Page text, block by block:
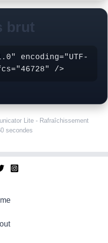
brut
encoding="UTF-
/>
Lite - Rafraîchissement
secondes